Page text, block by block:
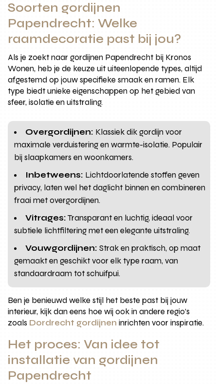
Soorten gordijnen
Papendrecht: Welke
raamdecoratie past bij jou?
Als je zoekt naar gordijnen Papendrecht bij Kronos
Wonen, heb je de keuze uit uiteenlopende types, altijd
afgestemd op jouw specifieke smaak en ramen. Elk
type biedt unieke eigenschappen op het gebied van
sfeer, isolatie en uitstraling.
Overgordijnen: Klassiek dik gordijn voor
maximale verduistering en warmte-isolatie. Populair
bij slaapkamers en woonkamers.
Inbetweens: Lichtdoorlatende stoffen geven
privacy, laten wel het daglicht binnen en combineren
fraai met overgordijnen.
Vitrages:Transparant en luchtig, ideaal voor
subtiele lichtfiltering met een elegante uitstraling.
Vouwgordijnen: Strak en praktisch, op maat
gemaakt en geschikt voor elk type raam, van
standaardraam tot schuifpui.
Ben je benieuwd welke stijl het beste past bij jouw
interieur, kijk dan eens hoe wij ook in andere regio’s
zoals Dordrecht gordijnen inrichten voor inspiratie.
Het proces: Van idee tot
installatie van gordijnen
Papendrecht